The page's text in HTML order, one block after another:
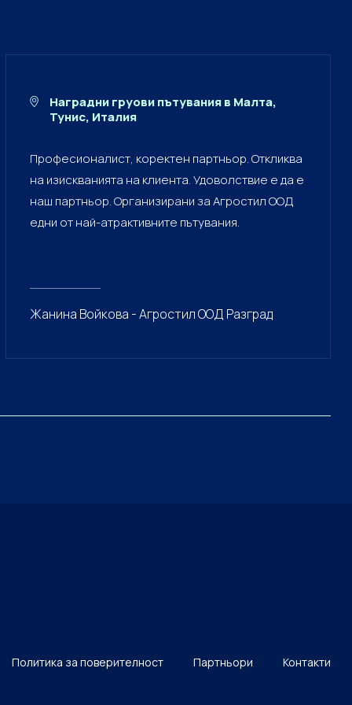
Наградни груови пътувания в Малта,
Тунис, Италия
Професионалист, коректен партньор. Откликва
на изискванията на клиента. Удоволствие е да е
наш партньор. Организирани за Агростил ООД
едни от най-атрактивните пътувания.
Жанина Войкова - Агростил ООД Разград
Политика за поверителност Партньори Контакти